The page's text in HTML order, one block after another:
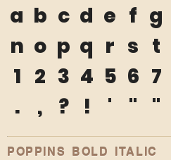
a b c d e f g
n o p q r s t
1 2 3 4 5 6 7
.
, ? ! ' " "
POPPINS BOLD ITALIC